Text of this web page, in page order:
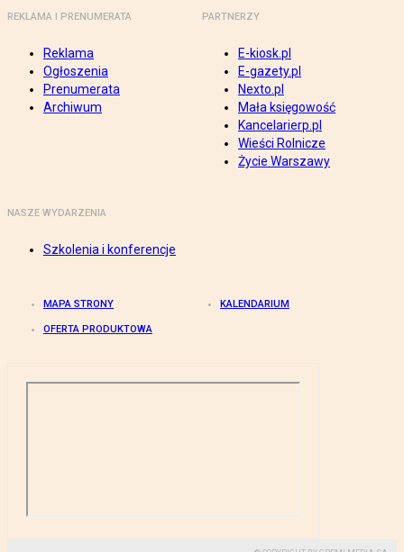
REKLAMA I PRENUMERATA
Reklama
Ogłoszenia
Prenumerata
Archiwum
PARTNERZY
E-kiosk.pl
E-gazety.pl
Nexto.pl
Mała księgowość
Kancelarierp.pl
Wieści Rolnicze
Życie Warszawy
NASZE WYDARZENIA
Szkolenia i konferencje
MAPA STRONY KALENDARIUM
OFERTA PRODUKTOWA